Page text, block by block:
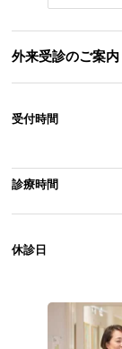
外来受診のご案内
受付時間
診療時間
休診日